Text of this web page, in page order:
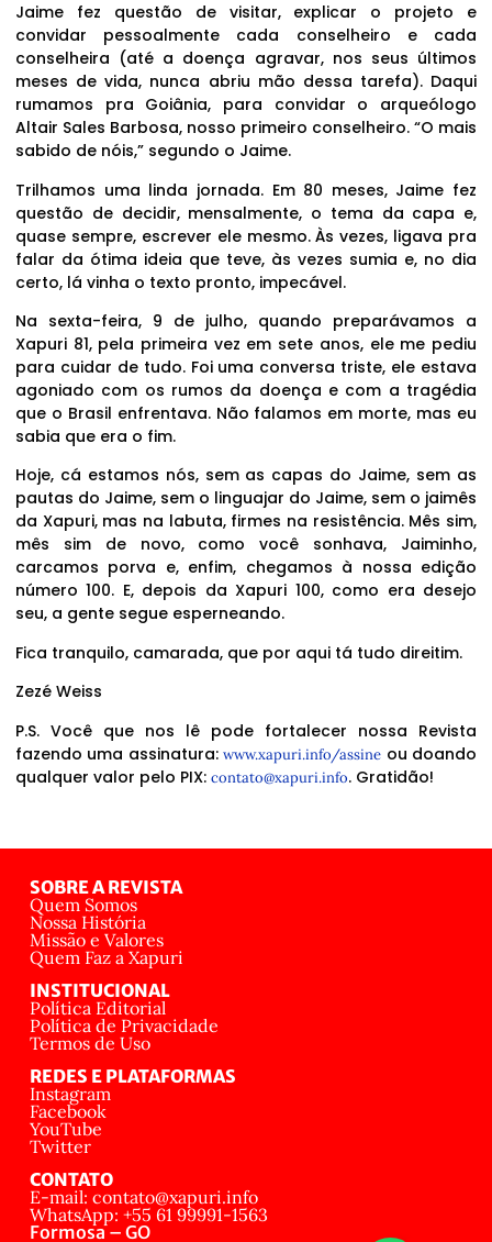
Jaime fez questão de visitar, explicar o projeto e
convidar pessoalmente cada conselheiro e cada
conselheira (até a doença agravar, nos seus últimos
meses de vida, nunca abriu mão dessa tarefa). Daqui
rumamos pra Goiânia, para convidar o arqueólogo
Altair Sales Barbosa, nosso primeiro conselheiro. “O mais
sabido de nóis,” segundo o Jaime.
Trilhamos uma linda jornada. Em 80 meses, Jaime fez
questão de decidir, mensalmente, o tema da capa e,
quase sempre, escrever ele mesmo. Às vezes, ligava pra
falar da ótima ideia que teve, às vezes sumia e, no dia
certo, lá vinha o texto pronto, impecável.
Na sexta-feira, 9 de julho, quando preparávamos a
Xapuri 81, pela primeira vez em sete anos, ele me pediu
para cuidar de tudo. Foi uma conversa triste, ele estava
agoniado com os rumos da doença e com a tragédia
que o Brasil enfrentava. Não falamos em morte, mas eu
sabia que era o fim.
Hoje, cá estamos nós, sem as capas do Jaime, sem as
pautas do Jaime, sem o linguajar do Jaime, sem o jaimês
da Xapuri, mas na labuta, firmes na resistência. Mês sim,
mês sim de novo, como você sonhava, Jaiminho,
carcamos porva e, enfim, chegamos à nossa edição
número 100. E, depois da Xapuri 100, como era desejo
seu, a gente segue esperneando.
Fica tranquilo, camarada, que por aqui tá tudo direitim.
Zezé Weiss
P.S. Você que nos lê pode fortalecer nossa Revista
fazendo uma assinatura:www.xapuri.info/assine ou doando
qualquer valor pelo PIX: contato@xapuri.info. Gratidão!
SOBRE A REVISTA
Quem Somos
Nossa História
Missão e Valores
Quem Faz a Xapuri
INSTITUCIONAL
Política Editorial
Política de Privacidade
Termos de Uso
REDES E PLATAFORMAS
Instagram
Facebook
YouTube
Twitter
CONTATO
E-mail: contato@xapuri.info
WhatsApp: +55 61 99991-1563
Formosa – GO